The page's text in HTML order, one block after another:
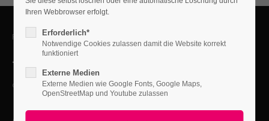
Register | Lost your password?
Support
FEEL FREE TO CONTACT US
+01 444 222 444
office@yourcompany.com
Ihren Webbrowser erfolgt.
Erforderlich*
Notwendige Cookies zulassen damit die Website korrekt
funktioniert
Externe Medien
Externe Medien wie Google Fonts, Google Maps,
OpenStreetMap und Youtube zulassen